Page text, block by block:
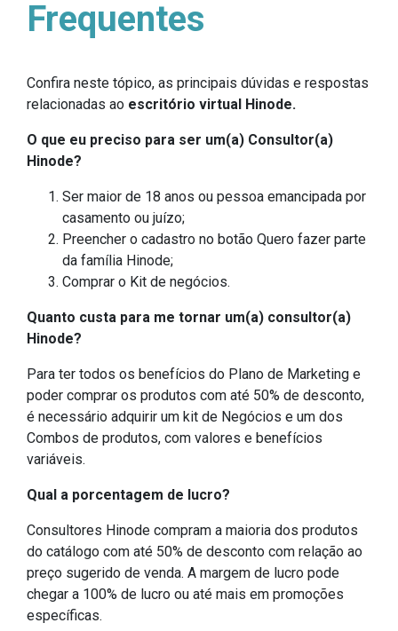
Frequentes
Confira neste tópico, as principais dúvidas e respostas
relacionadas ao escritório virtual Hinode.
O que eu preciso para ser um(a) Consultor(a)
Hinode?
Ser maior de 18 anos ou pessoa emancipada por
casamento ou juízo;
Preencher o cadastro no botão Quero fazer parte
da família Hinode;
Comprar o Kit de negócios.
Quanto custa para me tornar um(a) consultor(a)
Hinode?
Para ter todos os benefícios do Plano de Marketing e
poder comprar os produtos com até 50% de desconto,
é necessário adquirir um kit de Negócios e um dos
Combos de produtos, com valores e benefícios
variáveis.
Qual a porcentagem de lucro?
Consultores Hinode compram a maioria dos produtos
do catálogo com até 50% de desconto com relação ao
preço sugerido de venda. A margem de lucro pode
chegar a 100% de lucro ou até mais em promoções
específicas.